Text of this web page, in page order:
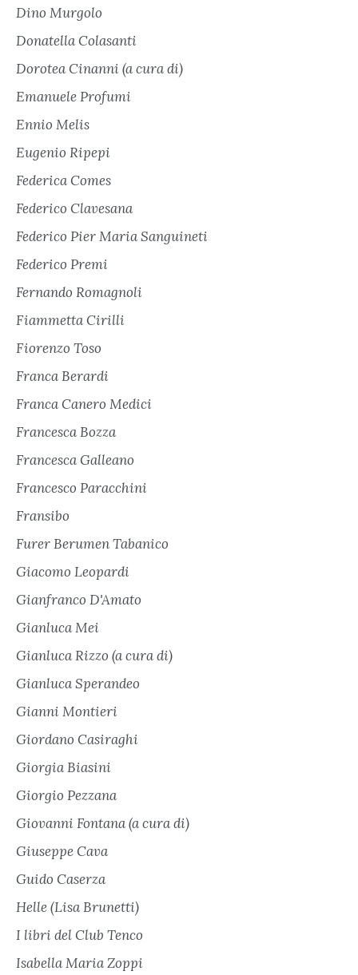
Dino Murgolo
Donatella Colasanti
Dorotea Cinanni (a cura di)
Emanuele Profumi
Ennio Melis
Eugenio Ripepi
Federica Comes
Federico Clavesana
Federico Pier Maria Sanguineti
Federico Premi
Fernando Romagnoli
Fiammetta Cirilli
Fiorenzo Toso
Franca Berardi
Franca Canero Medici
Francesca Bozza
Francesca Galleano
Francesco Paracchini
Fransibo
Furer Berumen Tabanico
Giacomo Leopardi
Gianfranco D'Amato
Gianluca Mei
Gianluca Rizzo (a cura di)
Gianluca Sperandeo
Gianni Montieri
Giordano Casiraghi
Giorgia Biasini
Giorgio Pezzana
Giovanni Fontana (a cura di)
Giuseppe Cava
Guido Caserza
Helle (Lisa Brunetti)
I libri del Club Tenco
Isabella Maria Zoppi